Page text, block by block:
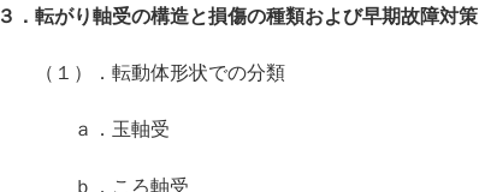
３．転がり軸受の構造と損傷の種類および早期故障対策
（１）．転動体形状での分類
ａ．玉軸受
ｂ．ころ軸受